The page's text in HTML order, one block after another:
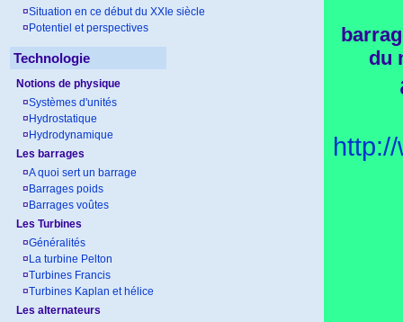
¤Situation en ce début du XXIe siècle
¤ Potentiel et perspectives
Technologie
Notions de physique
¤Systèmes d'unités
¤ Hydrostatique
¤ Hydrodynamique
Les barrages
¤A quoi sert un barrage
¤ Barrages poids
¤ Barrages voûtes
Les Turbines
¤Généralités
¤ La turbine Pelton
¤Turbines Francis
¤Turbines Kaplan et hélice
Les alternateurs
du